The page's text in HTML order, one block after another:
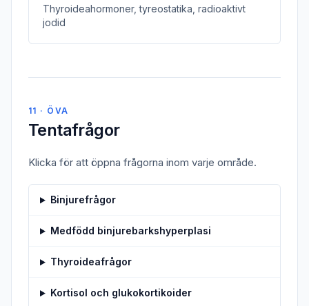
Thyroideahormoner, tyreostatika, radioaktivt
jodid
11 · ÖVA
Tentafrågor
Klicka för att öppna frågorna inom varje område.
Binjurefrågor
Medfödd binjurebarkshyperplasi
Thyroideafrågor
Kortisol och glukokortikoider